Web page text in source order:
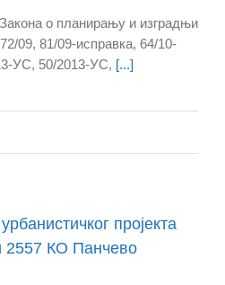
о планирању и изградњи
09, 81/09-исправка, 64/10-
УС, 50/2013-УС, [...]
пројекта
2557 КО Панчево